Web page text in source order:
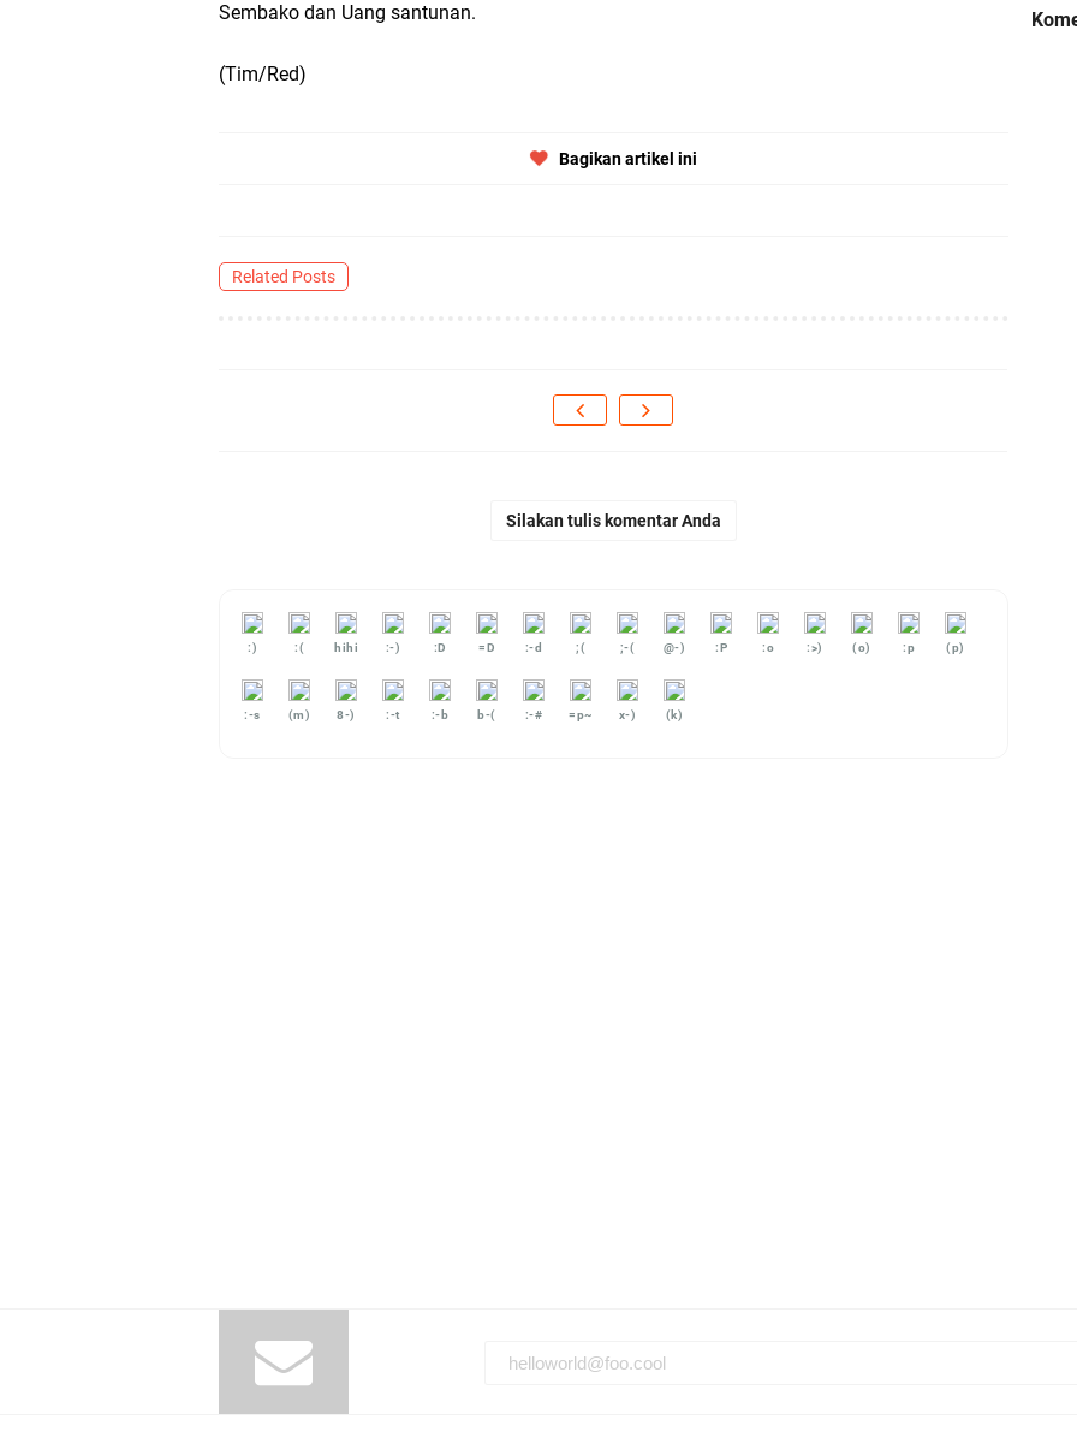
Sembako dan Uang santunan.
(Tim/Red)
Bagikan artikel ini
Related Posts
Silakan tulis komentar Anda
:) :( hihi :-) :D =D :-d ;( ;-( @-) :P :o :>) (o) :p (p)
:-s (m) 8-) :-t :-b b-( :-# =p~ x-) (k)